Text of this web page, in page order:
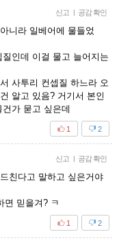
신고 | 공감 확인
니라 일베어에 물들었
인데 이걸 물고 늘어지는
사투리 컨셉질 하느라 오
알고 있음? 거기서 본인
가 묻고 싶은데
2
1
신고 | 공감 확인
친다고 말하고 싶은거야
면 믿을겨? ㅋ
2
1